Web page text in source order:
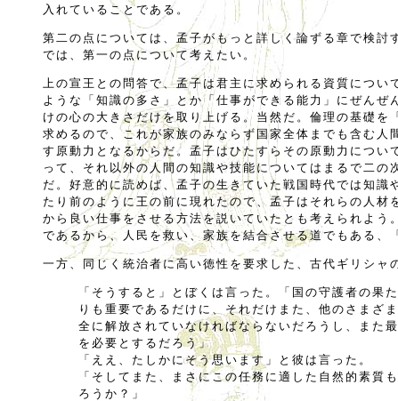
入れていることである。
第二の点については、孟子がもっと詳しく論ずる章で検討
では、第一の点について考えたい。
上の宣王との問答で、孟子は君主に求められる資質につい
ような「知識の多さ」とか「仕事ができる能力」にぜんぜ
けの心の大きさだけを取り上げる。当然だ。倫理の基礎を
求めるので、これが家族のみならず国家全体までも含む人
す原動力となるからだ。孟子はひたすらその原動力につい
って、それ以外の人間の知識や技能についてはまるで二の
だ。好意的に読めば、孟子の生きていた戦国時代では知識
たり前のように王の前に現れたので、孟子はそれらの人材
から良い仕事をさせる方法を説いていたとも考えられよう
であるから、人民を救い、家族を結合させる道でもある、
一方、同じく統治者に高い徳性を要求した、古代ギリシャ
「そうすると」とぼくは言った。「国の守護者の果
りも重要であるだけに、それだけまた、他のさまざ
全に解放されていなければならないだろうし、また
を必要とするだろう」
「ええ、たしかにそう思います」と彼は言った。
「そしてまた、まさにこの任務に適した自然的素質
ろうか？」